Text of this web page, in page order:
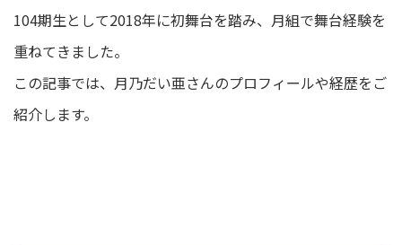
104期生として2018年に初舞台を踏み、月組で舞台経験を
重ねてきました。
この記事では、月乃だい亜さんのプロフィールや経歴をご
紹介します。